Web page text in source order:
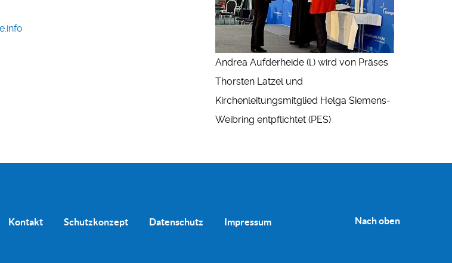
Andrea Aufderheide (l.) wird von Präses
Thorsten Latzel und
Kirchenleitungsmitglied Helga Siemens-
Weibring entpflichtet (PES)
Kontakt Schutzkonzept Datenschutz Impressum Nach oben